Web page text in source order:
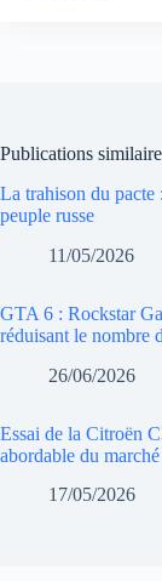
Publications
La trahison du pacte
peuple russe
11/05/2026
GTA 6 : Rockstar
réduisant le nombre
26/06/2026
Essai de la Citroën
abordable du
17/05/2026